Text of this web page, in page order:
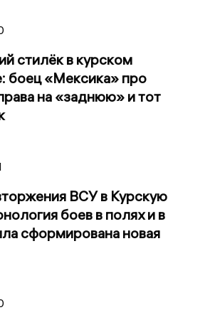
стилёк в курском
боец «Мексика» про
на «заднюю» и тот
ВСУ в Курскую
боев в полях и в
сформирована новая